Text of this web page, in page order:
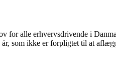
for alle erhvervsdrivende i
som ikke er forpligtet til at